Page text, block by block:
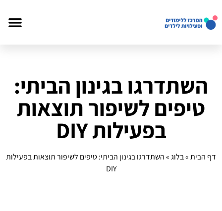
השתדרגו בגינון הביתי:
טיפים לשיפור תוצאות
בפעילות DIY
דף הבית»בלוג»השתדרגו בגינון הביתי: טיפים לשיפור תוצאות בפעילות
DIY